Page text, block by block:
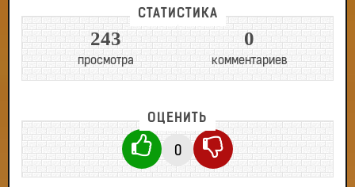
СТАТИСТИКА
243
просмотра
0
комментариев
ОЦЕНИТЬ
0